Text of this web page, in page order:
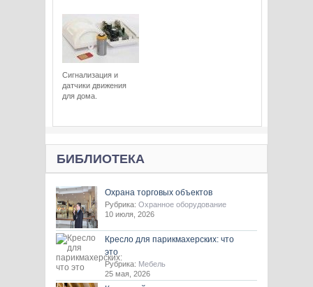
Сигнализация и
датчики движения
для дома.
БИБЛИОТЕКА
Охрана торговых объектов
Рубрика: Охранное оборудование
10 июля, 2026
Кресло для парикмахерских: что
это
Рубрика: Мебель
25 мая, 2026